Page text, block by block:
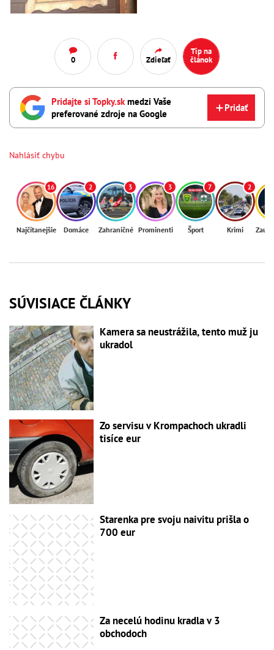
0 Zdieľať
Tip na
článok
Pridajte si Topky.sk medzi Vaše
preferované zdroje na Google
Pridať
Nahlásiť chybu
16
Najčítanejšie
2
Domáce
3
Zahraničné
3
Prominenti
7
Šport
2
Krimi
SÚVISIACE ČLÁNKY
Kamera sa neustrážila, tento muž ju
ukradol
Zo servisu v Krompachoch ukradli
tisíce eur
Starenka pre svoju naivitu prišla o
700 eur
Za necelú hodinu kradla v 3
obchodoch